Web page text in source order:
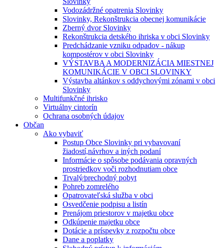
Vodozádržné opatrenia Slovinky
Slovinky, Rekonštrukcia obecnej komunikácie
Zberný dvor Slovinky
Rekonštrukcia detského ihriska v obci Slovinky
Predchádzanie vzniku odpadov - nákup
kompostérov v obci Slovinky
VÝSTAVBA A MODERNIZÁCIA MIESTNEJ
KOMUNIKÁCIE V OBCI SLOVINKY
Výstavba altánkov s oddychovými zónami v obci
Slovinky
Multifunkčné ihrisko
Virtuálny cintorín
Ochrana osobných údajov
Občan
Ako vybaviť
Postup Obce Slovinky pri vybavovaní
žiadostí,návrhov a iných podaní
Informácie o spôsobe podávania opravných
prostriedkov voči rozhodnutiam obce
Trvalý⁄prechodný pobyt
Pohreb zomrelého
Opatrovateľská služba v obci
Osvedčenie podpisu a listín
Prenájom priestorov v majetku obce
Odkúpenie majetku obce
Dotácie a príspevky z rozpočtu obce
Dane a poplatky